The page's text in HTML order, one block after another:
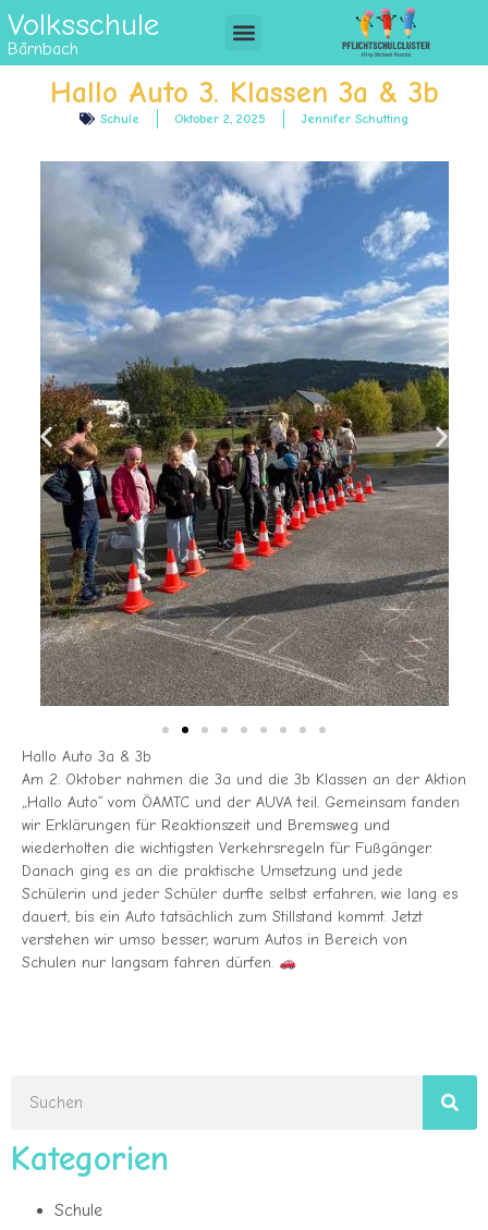
Volksschule
Bärnbach
Hallo Auto 3. Klassen 3a & 3b
Schule Oktober 2, 2025 Jennifer Schutting
Hallo Auto 3a & 3b
Am 2. Oktober nahmen die 3a und die 3b Klassen an der Aktion
„Hallo Auto“ vom ÖAMTC und der AUVA teil. Gemeinsam fanden
wir Erklärungen für Reaktionszeit und Bremsweg und
wiederholten die wichtigsten Verkehrsregeln für Fußgänger.
Danach ging es an die praktische Umsetzung und jede
Schülerin und jeder Schüler durfte selbst erfahren, wie lang es
dauert, bis ein Auto tatsächlich zum Stillstand kommt. Jetzt
verstehen wir umso besser, warum Autos in Bereich von
Schulen nur langsam fahren dürfen.
Kategorien
Schule